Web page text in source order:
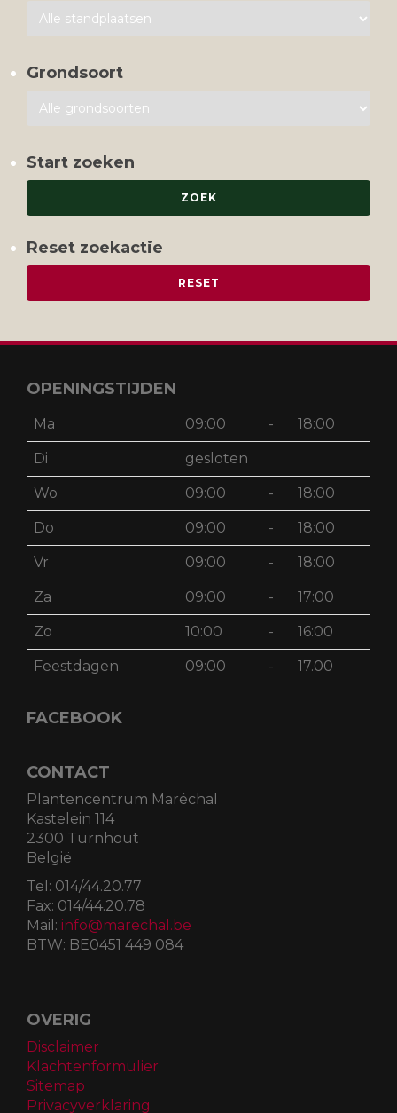
Grondsoort
Start zoeken
Reset zoekactie
OPENINGSTIJDEN
Ma 09:00 - 18:00
Di gesloten
Wo 09:00 - 18:00
Do 09:00 - 18:00
Vr 09:00 - 18:00
Za 09:00 - 17:00
Zo 10:00 - 16:00
Feestdagen 09:00 - 17.00
FACEBOOK
CONTACT
Plantencentrum Maréchal
Kastelein 114
2300 Turnhout
België
Tel: 014/44.20.77
Fax: 014/44.20.78
Mail: info@marechal.be
BTW: BE0451 449 084
OVERIG
Disclaimer
Klachtenformulier
Sitemap
Privacyverklaring